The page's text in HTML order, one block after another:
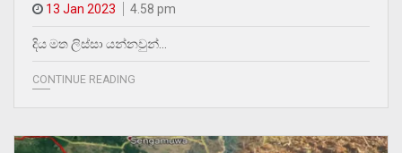
13 Jan 2023 4.58 pm
දිය මත ලිස්සා යන්නවුන්…
CONTINUE READING